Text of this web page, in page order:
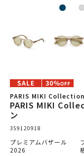
PARIS MIKI Collection
PARIS MIKI
ン
359120918
プレミアムバザール
2026